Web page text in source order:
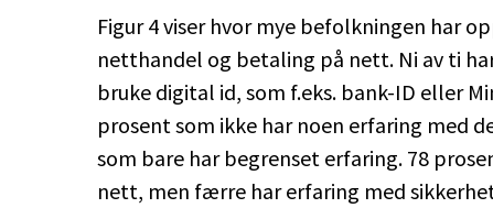
Figur 4 viser hvor mye befolkningen har
netthandel og betaling på nett. Ni av ti
bruke digital id, som f.eks. bank-ID eller
prosent som ikke har noen erfaring med
som bare har begrenset erfaring. 78
nett, men færre har erfaring med